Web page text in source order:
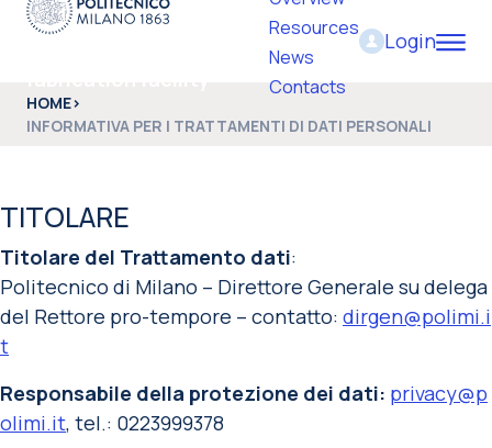
Resources
News
Contacts
Login
HOME>
INFORMATIVA PER I TRATTAMENTI DI DATI PERSONALI
TITOLARE
Titolare del Trattamento dati:
Politecnico di Milano – Direttore Generale su delega
del Rettore pro-tempore – contatto: dirgen@polimi.i
t
Responsabile della protezione dei dati: privacy@p
olimi.it, tel.: 0223999378